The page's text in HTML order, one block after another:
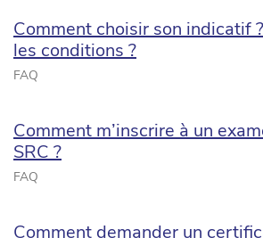
Comment choisir son indicatif
les conditions ?
FAQ
Comment m’inscrire à un
SRC ?
FAQ
Comment demander un